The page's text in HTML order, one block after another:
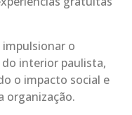
o
interior paulista,
o impacto social e
organização.